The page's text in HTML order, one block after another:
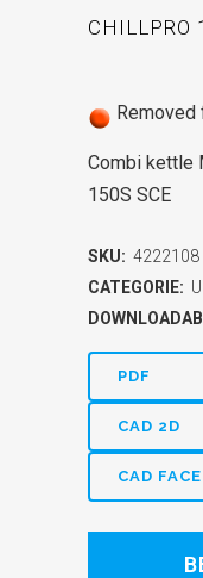
CHILLPRO
Combi kettle
150S SCE
SKU: 4222108
CATEGORIE:
PDF
CAD 2D
CAD FACE